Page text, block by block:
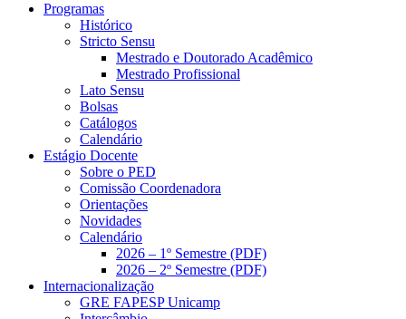
Programas
Histórico
Stricto Sensu
Mestrado e Doutorado Acadêmico
Mestrado Profissional
Lato Sensu
Bolsas
Catálogos
Calendário
Estágio Docente
Sobre o PED
Comissão Coordenadora
Orientações
Novidades
Calendário
2026 – 1º Semestre (PDF)
2026 – 2º Semestre (PDF)
Internacionalização
GRE FAPESP Unicamp